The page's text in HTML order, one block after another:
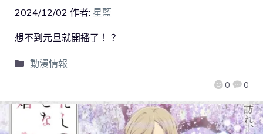
2024/12/02 作者: 星藍
0 0
想不到元旦就開播了！？
動漫情報